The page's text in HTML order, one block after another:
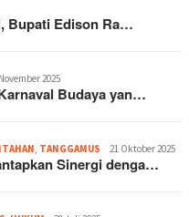
Bupati Edison Ra…
2025
Budaya yan…
TANGGAMUS 21 Oktober 2025
Sinergi denga…